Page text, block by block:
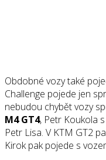
Obdobné vozy také
Challenge pojede jen
nebudou chybět vozy
M4 GT4, Petr Koukola s
Petr Lisa. V KTM GT2
Kirok pak pojede s